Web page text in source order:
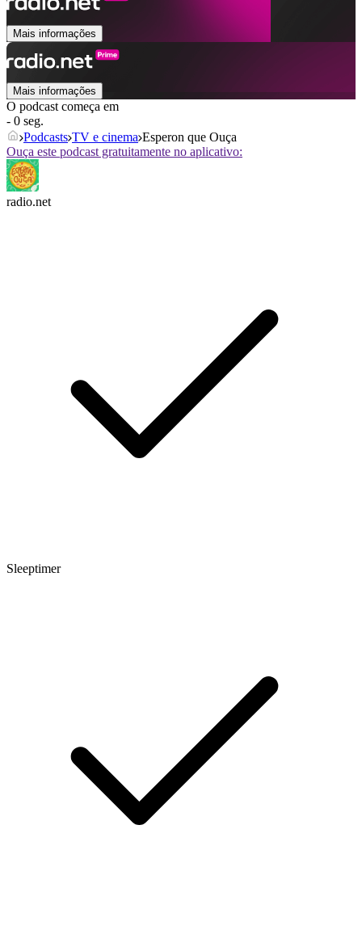
Mais informações
Mais informações
O podcast começa em
- 0 seg.
Podcasts TV e cinema Esperon que Ouça
Ouça este podcast gratuitamente no aplicativo:
radio.net
Sleeptimer